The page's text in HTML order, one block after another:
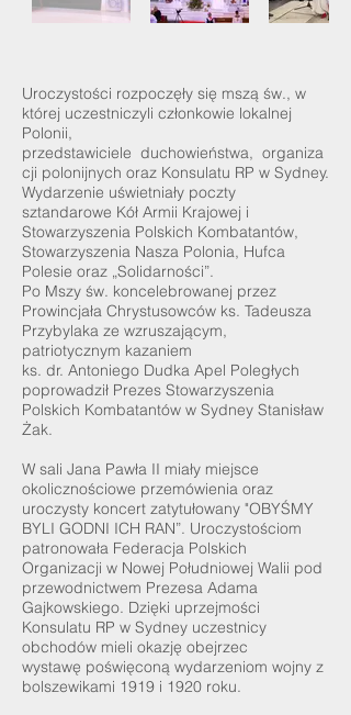
Uroczystości rozpoczęły się mszą św., w
której uczestniczyli członkowie lokalnej
Polonii,
przedstawiciele duchowieństwa, organiza
cji polonijnych oraz Konsulatu RP w Sydney.
Wydarzenie uświetniały poczty
sztandarowe Kół Armii Krajowej i
Stowarzyszenia Polskich Kombatantów,
Stowarzyszenia Nasza Polonia, Hufca
Polesie oraz „Solidarności”.
Po Mszy św. koncelebrowanej przez
Prowincjała Chrystusowców ks. Tadeusza
Przybylaka ze wzruszającym,
patriotycznym kazaniem
ks. dr. Antoniego Dudka Apel Poległych
poprowadził Prezes Stowarzyszenia
Polskich Kombatantów w Sydney Stanisław
Żak.
W sali Jana Pawła II miały miejsce
okolicznościowe przemówienia oraz
uroczysty koncert zatytułowany "OBYŚMY
BYLI GODNI ICH RAN”. Uroczystościom
patronowała Federacja Polskich
Organizacji w Nowej Południowej Walii pod
przewodnictwem Prezesa Adama
Gajkowskiego. Dzięki uprzejmości
Konsulatu RP w Sydney uczestnicy
obchodów mieli okazję obejrzec
wystawę poświęconą wydarzeniom wojny z
bolszewikami 1919 i 1920 roku.